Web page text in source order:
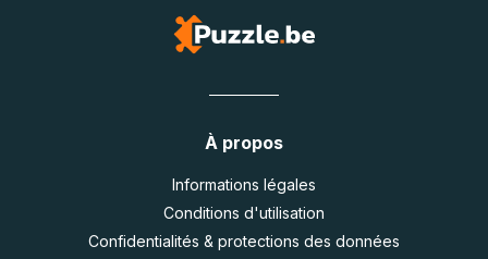
À propos
Informations légales
Conditions d'utilisation
Confidentialités & protections des données